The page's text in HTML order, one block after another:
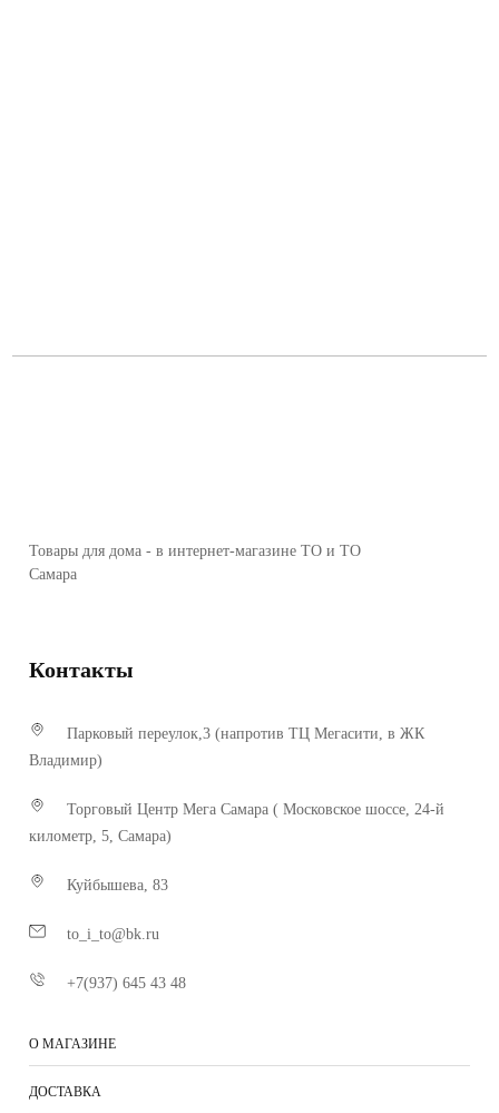
Товары для дома - в интернет-магазине ТО и ТО
Самара
Контакты
Парковый переулок,3 (напротив ТЦ Мегасити, в ЖК
Владимир)
Торговый Центр Мега Самара ( Московское шоссе, 24-й
километр, 5, Самара)
Куйбышева, 83
to_i_to@bk.ru
+7(937) 645 43 48
О МАГАЗИНЕ
ДОСТАВКА